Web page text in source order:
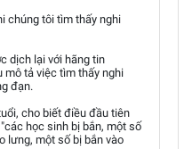
chúng tôi tìm thấy nghi
dịch lại với hãng tin
mô tả việc tìm thấy nghi
đạn.
cho biết điều đầu tiên
học sinh bị bắn, một số
lưng, một số bị bắn vào